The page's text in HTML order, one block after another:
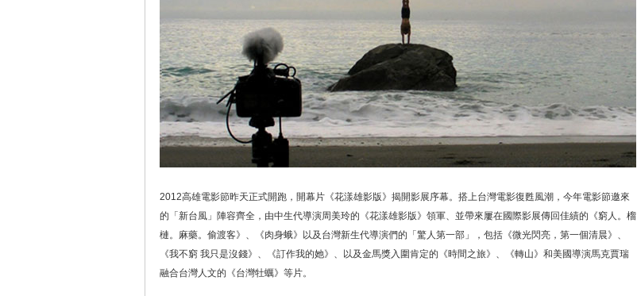
2012高雄電影節昨天正式開跑，開幕片《花漾雄影版》揭開影展序幕。搭上台灣電影復甦風潮，今年電影節邀來
的「新台風」陣容齊全，由中生代導演周美玲的《花漾雄影版》領軍、並帶來屢在國際影展傳回佳績的《窮人。榴
槤。麻藥。偷渡客》、《肉身蛾》以及台灣新生代導演們的「驚人第一部」，包括《微光閃亮，第一個清晨》、
《我不窮 我只是沒錢》、《訂作我的她》、以及金馬獎入圍肯定的《時間之旅》、《轉山》和美國導演馬克賈瑞
融合台灣人文的《台灣牡蠣》等片。